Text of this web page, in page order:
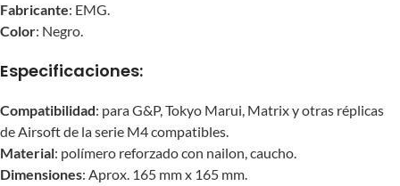
Fabricante: EMG.
Color: Negro.
Especificaciones:
Compatibilidad: para G&P, Tokyo Marui, Matrix y otras réplicas
de Airsoft de la serie M4 compatibles.
Material: polímero reforzado con nailon, caucho.
Dimensiones: Aprox. 165 mm x 165 mm.